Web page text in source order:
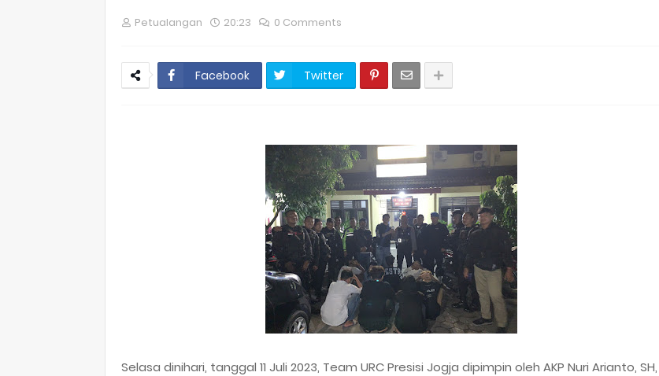
Petualangan 20:23 0 Comments
Facebook Twitter
Selasa dinihari, tanggal 11 Juli 2023, Team URC Presisi Jogja dipimpin oleh AKP Nuri Arianto, SH,